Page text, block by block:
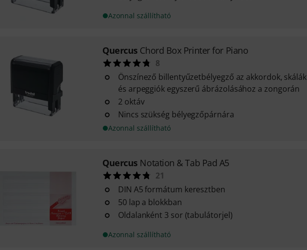
Azonnal szállítható
Quercus Chord Box Printer for Piano
8
Önszínező billentyűzetbélyegző az akkordok, skálák
és arpeggiók egyszerű ábrázolásához a zongorán
2 oktáv
Nincs szükség bélyegzőpárnára
Azonnal szállítható
Quercus Notation & Tab Pad A5
21
DIN A5 formátum keresztben
50 lap a blokkban
Oldalanként 3 sor (tabulátorjel)
Azonnal szállítható